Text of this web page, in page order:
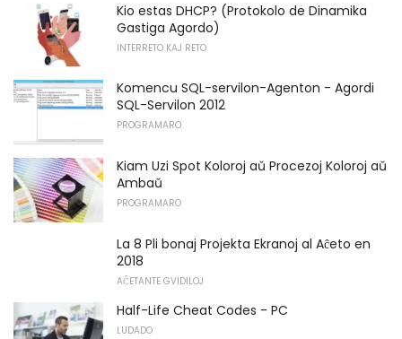
Kio estas DHCP? (Protokolo de Dinamika
Gastiga Agordo)
INTERRETO KAJ RETO
Komencu SQL-servilon-Agenton - Agordi
SQL-Servilon 2012
PROGRAMARO
Kiam Uzi Spot Koloroj aŭ Procezoj Koloroj aŭ
Ambaŭ
PROGRAMARO
La 8 Pli bonaj Projekta Ekranoj al Aĉeto en
2018
AĈETANTE GVIDILOJ
Half-Life Cheat Codes - PC
LUDADO